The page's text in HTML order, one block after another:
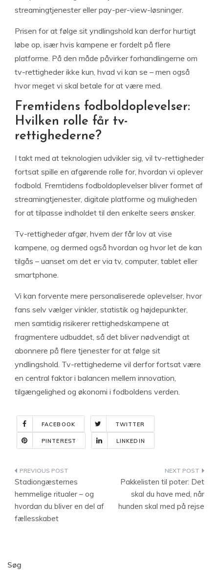
streamingtjenester eller pay-per-view-løsninger.
Prisen for at følge sit yndlingshold kan derfor hurtigt
løbe op, især hvis kampene er fordelt på flere
platforme. På den måde påvirker forhandlingerne om
tv-rettigheder ikke kun, hvad vi kan se – men også
hvor meget vi skal betale for at være med.
Fremtidens fodboldoplevelser:
Hvilken rolle får tv-
rettighederne?
I takt med at teknologien udvikler sig, vil tv-rettigheder
fortsat spille en afgørende rolle for, hvordan vi oplever
fodbold. Fremtidens fodboldoplevelser bliver formet af
streamingtjenester, digitale platforme og muligheden
for at tilpasse indholdet til den enkelte seers ønsker.
Tv-rettigheder afgør, hvem der får lov at vise
kampene, og dermed også hvordan og hvor let de kan
tilgås – uanset om det er via tv, computer, tablet eller
smartphone.
Vi kan forvente mere personaliserede oplevelser, hvor
fans selv vælger vinkler, statistik og højdepunkter,
men samtidig risikerer rettighedskampene at
fragmentere udbuddet, så det bliver nødvendigt at
abonnere på flere tjenester for at følge sit
yndlingshold. Tv-rettighederne vil derfor fortsat være
en central faktor i balancen mellem innovation,
tilgængelighed og økonomi i fodboldens verden.
FACEBOOK TWITTER
PINTEREST LINKEDIN
Indlægsnavigation
Stadiongæsternes
hemmelige ritualer – og
hvordan du bliver en del af
fællesskabet
Pakkelisten til poter: Det
skal du have med, når
hunden skal med på rejse
Søg